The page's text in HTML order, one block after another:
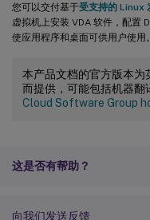
您可以交付基于受支持的 Linux
虚拟机上安装 VDA 软件，配
使应用程序和桌面可供用户使用。
本产品文档的官方版本为
而提供，可能包括机器翻
Cloud Software Group
这是否有帮助？
向我们发送反馈